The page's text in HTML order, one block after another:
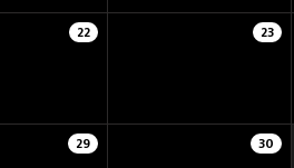
22 23
29 30